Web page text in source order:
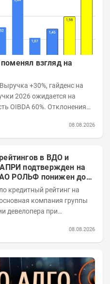
взгляд на
+30%, гайденс на
60%. Отклонения
08.08.2026
в ВДО и
подтвержден на
АО РОЛЬФ понижен до
на уровне BBB.ru)
девелопера при
08.08.2026